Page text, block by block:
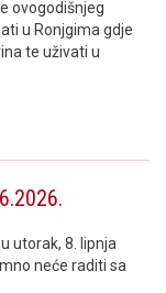
ovogodišnjeg
u Ronjgima gdje
te uživati u
utorak, 8. lipnja
neće raditi sa